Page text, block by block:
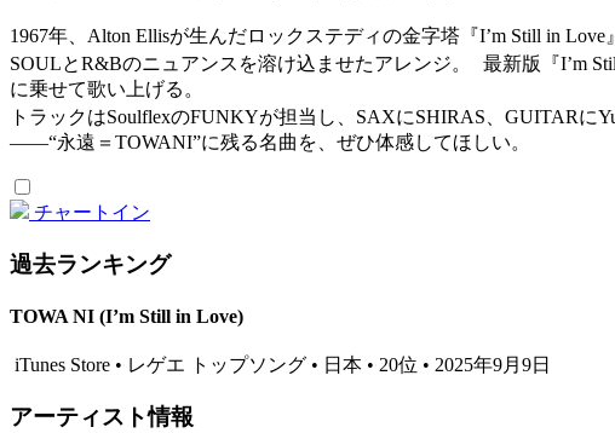
1967年、Alton Ellisが生んだロックステディの金字塔『I’m Still in
SOULとR&Bのニュアンスを溶け込ませたアレンジ。 最新版『I’m
に乗せて歌い上げる。
トラックはSoulflexのFUNKYが担当し、SAXにSHIRAS、GUITAR
――“永遠＝TOWANI”に残る名曲を、ぜひ体感してほしい。
チャートイン
過去ランキング
TOWA NI (I’m Still in Love)
iTunes Store • レゲエ トップソング • 日本 • 20位 • 2025年9月9日
アーティスト情報